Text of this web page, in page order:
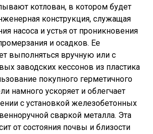
котлован, в котором будет
конструкция, служащая
насоса и устья от проникновения
и осадков. Ее
выполняться вручную или с
заводских кессонов из пластика
покупного герметичного
намного ускоряет и облегчает
с установкой железобетонных
сваркой металла. Эта
от состояния почвы и близости